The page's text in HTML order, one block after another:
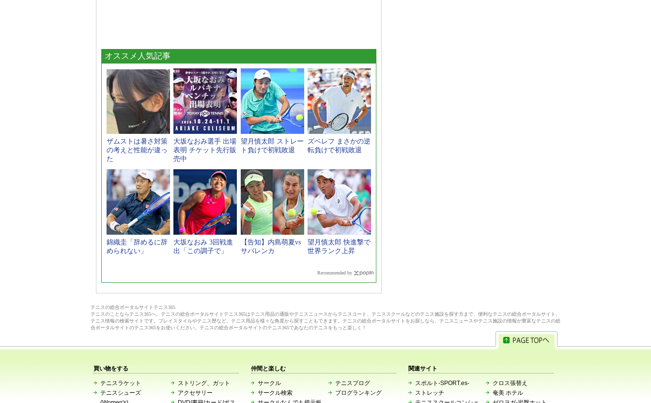
オススメ人気記事
ザムストは暑さ対策
の考えと性能が違っ
た
大坂なおみ選手 出場
表明 チケット先行販
売中
望月慎太郎 ストレー
ト負けで初戦敗退
ズベレフ まさかの逆
転負けで初戦敗退
錦織圭「辞めるに辞
められない」
大坂なおみ 3回戦進
出「この調子で」
【告知】内島萌夏vs
サバレンカ
望月慎太郎 快進撃で
世界ランク上昇
Recommended by
テニスの総合ポータルサイトテニス365
テニスのことならテニス365へ。テニスの総合ポータルサイトテニス365はテニス用品の通販やテニスニュースからテニスコート、テニススクールなどのテニス施設を探す方まで、便利なテニスの総合ポータルサイト、
テニス情報の検索サイトです。プレイスタイルやテニス歴など、テニス用品を様々な角度から探すこともできます。テニスの総合ポータルサイトをお探しなら、テニスニュースやテニス施設の情報が豊富なテニスの総
合ポータルサイトのテニス365をお使いください。テニスの総合ポータルサイトのテニス365であなたのテニスをもっと楽しく！
買い物をする
テニスラケット
テニスシューズ
ストリング、ガット
アクセサリー
仲間と楽しむ
サークル
サークル検索
テニスブログ
ブログランキング
関連サイト
スポルト-SPORT.es-
ストレッチ
クロス張替え
奄美 ホテル